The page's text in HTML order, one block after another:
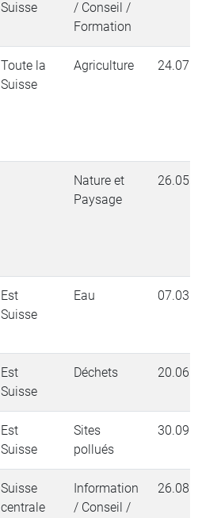
Suisse
/ Conseil /
Formation
Toute la
Suisse
Agriculture
Nature et
Paysage
Est
Suisse
Eau
Est
Suisse
Déchets
Est
Suisse
Sites
pollués
Suisse
centrale
Information
/ Conseil /